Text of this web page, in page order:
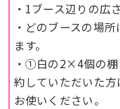
・1ブース辺りの広
・どのブースの場
ます。
・①白の2×4個の
約していただいた
お使いください。